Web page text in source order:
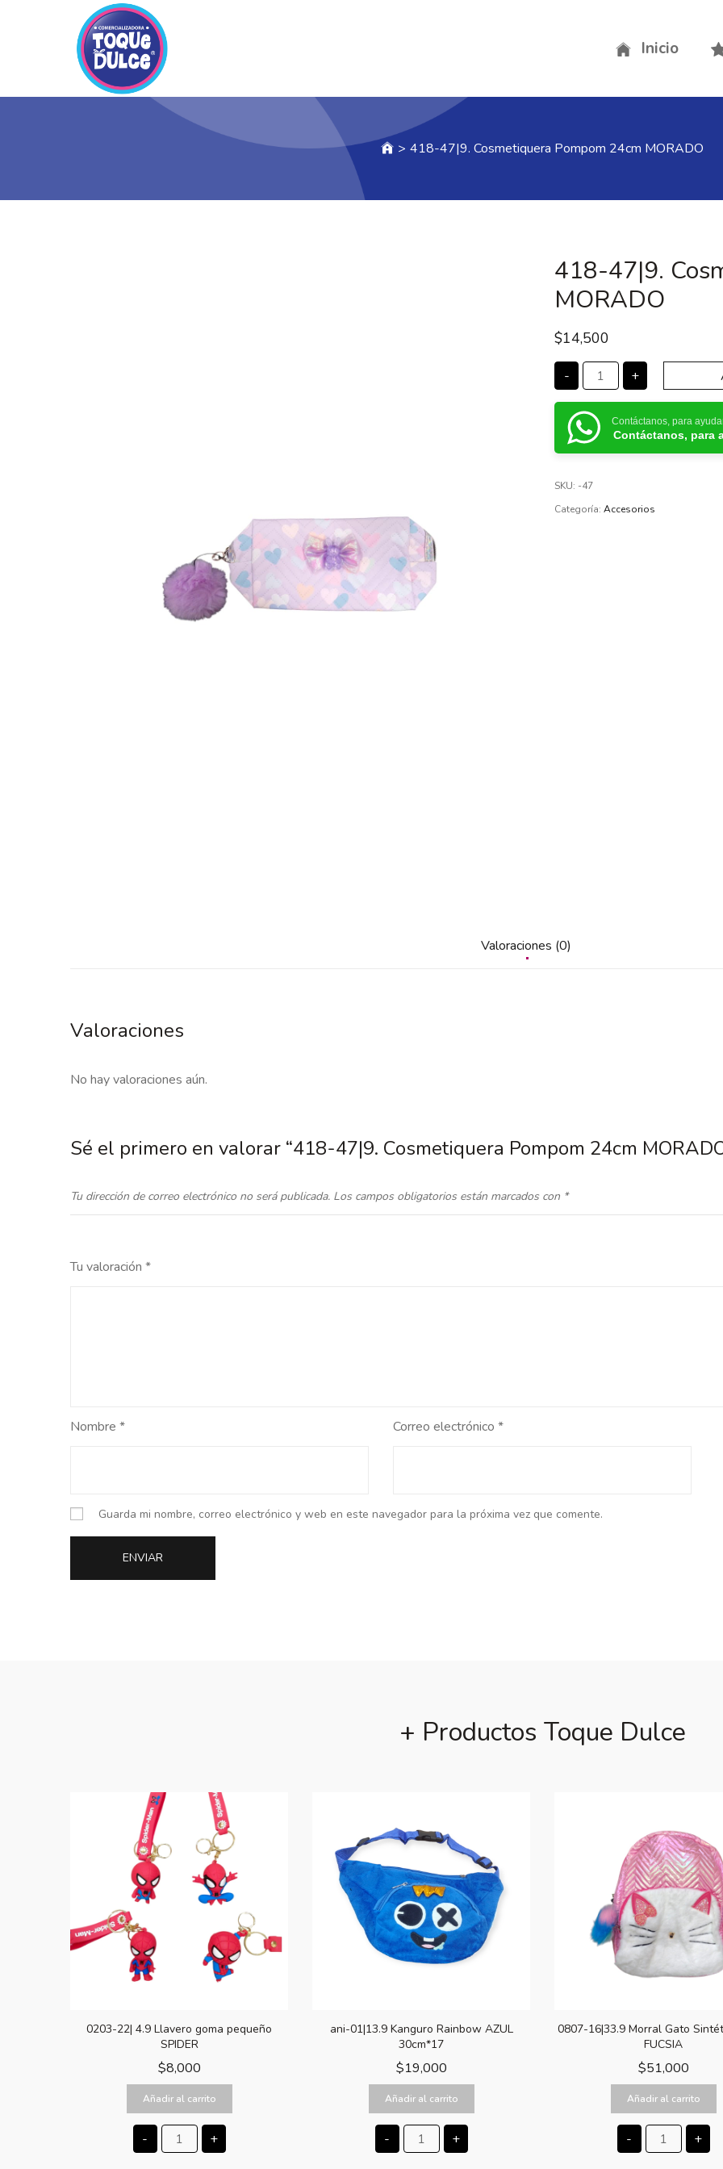
Inicio
> 418-47|9. Cosmetiquera Pompom 24cm MORADO
418-47|9.
MORADO
$14,500
- +
Contáctanos, para
Contáctanos, para
SKU: -47
Categoría: Accesorios
Valoraciones (0)
Valoraciones
No hay valoraciones aún.
Sé el primero en valorar “418-47|9. Cosmetiquera Pompom 24cm
Tu dirección de correo electrónico no será publicada. Los campos obligatorios están marcados con *
Tu valoración *
Nombre * Correo electrónico *
Guarda mi nombre, correo electrónico y web en este navegador para la próxima vez que comente.
+ Productos Toque Dulce
0203-22| 4.9 Llavero goma pequeño
SPIDER
$8,000
Añadir al carrito
- +
ani-01|13.9 Kanguro Rainbow AZUL
30cm*17
$19,000
Añadir al carrito
- +
0807-16|33.9 Morral Gato
FUCSIA
$51,000
Añadir al carrito
- +